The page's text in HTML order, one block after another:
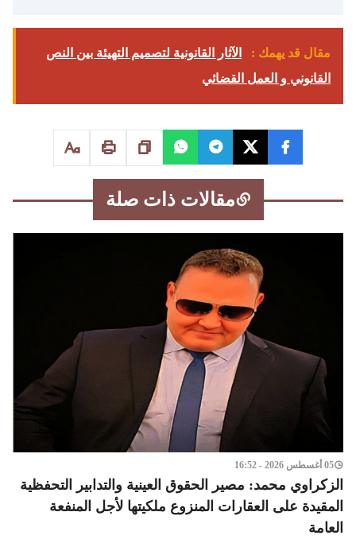
مقال قد يهمك :
الآثار القانونية لتصميم التهيئة بين النص
القانوني و العمل القضائي
مقالات ذات صلة
05 أغسطس 2026 - 16:52
الزكراوي محمد: مصير الحقوق العينية والتدابير التحفظية
المقيدة على العقارات المنزوع ملكيتها لأجل المنفعة
العامة